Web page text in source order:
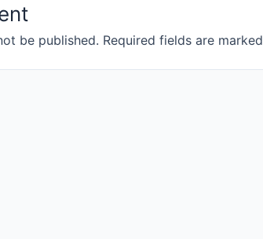
be published. Required fields are marked